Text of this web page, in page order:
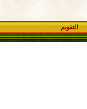
التقويم